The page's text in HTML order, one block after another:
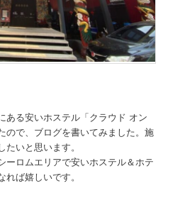
ある安いホステル「クラウド オン
ので、ブログを書いてみました。施
いと思います。
ーロムエリアで安いホステル＆ホテ
ば嬉しいです。